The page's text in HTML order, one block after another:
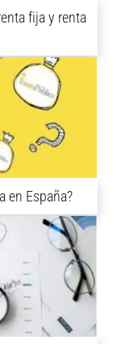
fija y renta
en España?